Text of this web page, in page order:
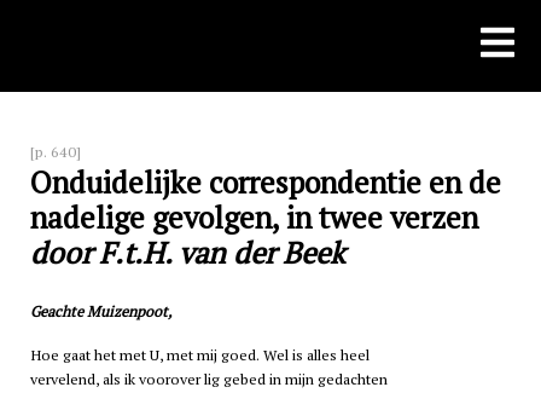
[p. 640]
Onduidelijke correspondentie en de
nadelige gevolgen, in twee verzen
door F.t.H. van der Beek
Geachte Muizenpoot,
Hoe gaat het met U, met mij goed. Wel is alles heel
vervelend, als ik voorover lig gebed in mijn gedachten